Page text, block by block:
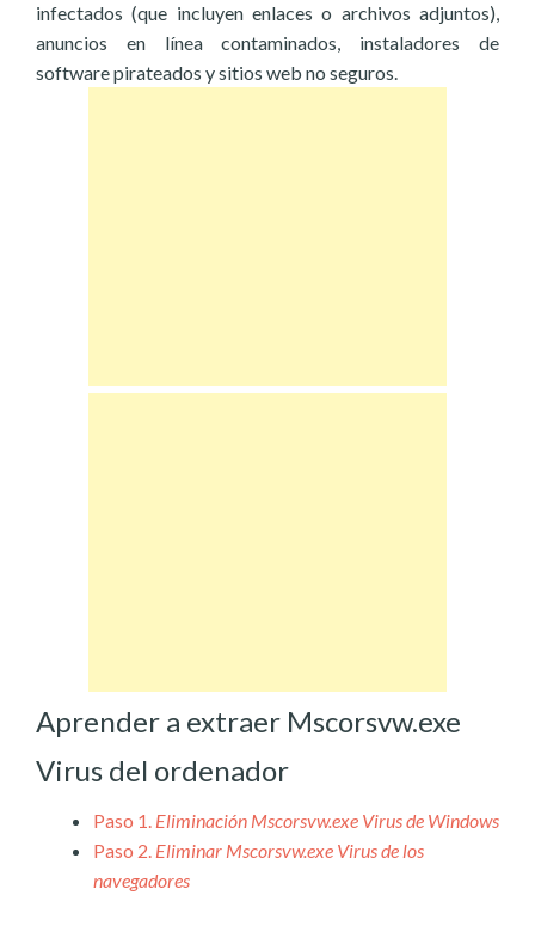
infectados (que incluyen enlaces o archivos adjuntos),
anuncios en línea contaminados, instaladores de
software pirateados y sitios web no seguros.
Aprender a extraer Mscorsvw.exe
Virus del ordenador
Paso 1. Eliminación Mscorsvw.exe Virus de Windows
Paso 2. Eliminar Mscorsvw.exe Virus de los
navegadores